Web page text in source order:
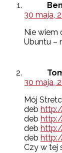
30 maja,
Nie wiem
Ubuntu –
30 maja,
Mój
deb
deb
deb
deb
Czy w tej